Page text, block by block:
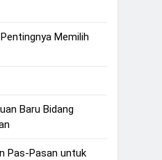
Memilih
Baru Bidang
Pas-Pasan untuk